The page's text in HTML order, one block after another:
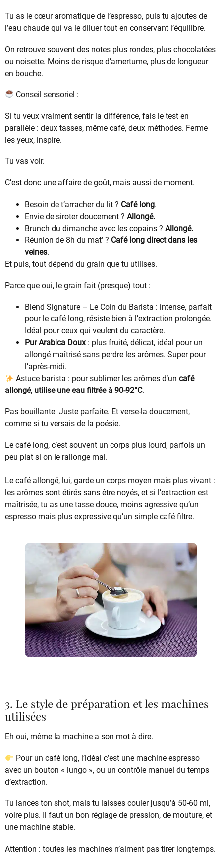
Tu as le cœur aromatique de l’espresso, puis tu ajoutes de
l’eau chaude qui va le diluer tout en conservant l’équilibre.
On retrouve souvent des notes plus rondes, plus chocolatées
ou noisette. Moins de risque d’amertume, plus de longueur
en bouche.
Conseil sensoriel :
Si tu veux vraiment sentir la différence, fais le test en
parallèle : deux tasses, même café, deux méthodes. Ferme
les yeux, inspire.
Tu vas voir.
C’est donc une affaire de goût, mais aussi de moment.
Besoin de t’arracher du lit ? Café long.
Envie de siroter doucement ? Allongé.
Brunch du dimanche avec les copains ? Allongé.
Réunion de 8h du mat’ ? Café long direct dans les
veines.
Et puis, tout dépend du grain que tu utilises.
Parce que oui, le grain fait (presque) tout :
Blend Signature – Le Coin du Barista : intense, parfait
pour le café long, résiste bien à l’extraction prolongée.
Idéal pour ceux qui veulent du caractère.
Pur Arabica Doux: plus fruité, délicat, idéal pour un
allongé maîtrisé sans perdre les arômes. Super pour
l’après-midi.
Astuce barista : pour sublimer les arômes d’uncafé
allongé, utilise une eau filtrée à 90-92°C.
Pas bouillante. Juste parfaite. Et verse-la doucement,
comme si tu versais de la poésie.
Le café long, c’est souvent un corps plus lourd, parfois un
peu plat si on le rallonge mal.
Le café allongé, lui, garde un corps moyen mais plus vivant :
les arômes sont étirés sans être noyés, et si l’extraction est
maîtrisée, tu as une tasse douce, moins agressive qu’un
espresso mais plus expressive qu’un simple café filtre.
3. Le style de préparation et les machines
utilisées
Eh oui, même la machine a son mot à dire.
Pour un café long, l’idéal c’est une machine espresso
avec un bouton « lungo », ou un contrôle manuel du temps
d’extraction.
Tu lances ton shot, mais tu laisses couler jusqu’à 50-60 ml,
voire plus. Il faut un bon réglage de pression, de mouture, et
une machine stable.
Attention : toutes les machines n’aiment pas tirer longtemps.